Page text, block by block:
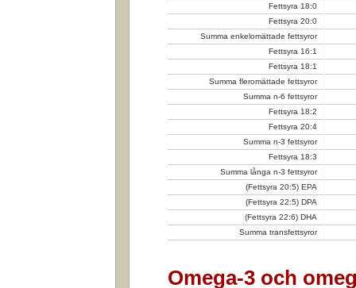
Fettsyra 18:0
Fettsyra 20:0
Summa enkelomättade fettsyror
Fettsyra 16:1
Fettsyra 18:1
Summa fleromättade fettsyror
Summa n-6 fettsyror
Fettsyra 18:2
Fettsyra 20:4
Summa n-3 fettsyror
Fettsyra 18:3
Summa långa n-3 fettsyror
(Fettsyra 20:5) EPA
(Fettsyra 22:5) DPA
(Fettsyra 22:6) DHA
Summa transfettsyror
Omega-3 och